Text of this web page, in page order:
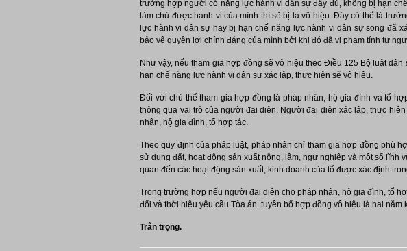
trường hợp người có năng lực hành vi dân sự đầy đủ, không bị hạn
làm chủ được hành vi của mình thì sẽ bị là vô hiệu. Đây có thể là
lực hành vi dân sự hay bị hạn chế năng lực hành vi dân sự song đã
bảo vệ quyền lợi chính đáng của mình bởi khi đó đã vi phạm tính tự
Như vậy, nếu tham gia hợp đồng sẽ vô hiệu theo Điều 125 Bộ luật
hạn chế năng lực hành vi dân sự xác lập, thực hiện sẽ vô hiệu.
Đối với chủ thể tham gia hợp đồng là pháp nhân, hộ gia đình và tổ
thông qua vai trò của người đại diện. Người đại diện xác lập, thực
nhân, hộ gia đình, tổ hợp tác.
Theo quy định của pháp luật, pháp nhân chỉ tham gia hợp đồng phù
sử dụng đất, hoạt động sản xuất nông, lâm, ngư nghiệp và một số
quan đến các hoạt động sản xuất, kinh doanh của tổ được xác định
Trong trường hợp nếu người đại diện cho pháp nhân, hộ gia đình, tổ
đối và thời hiệu yêu cầu Tòa án tuyên bố hợp đồng vô hiệu là hai năm
Trân trọng.